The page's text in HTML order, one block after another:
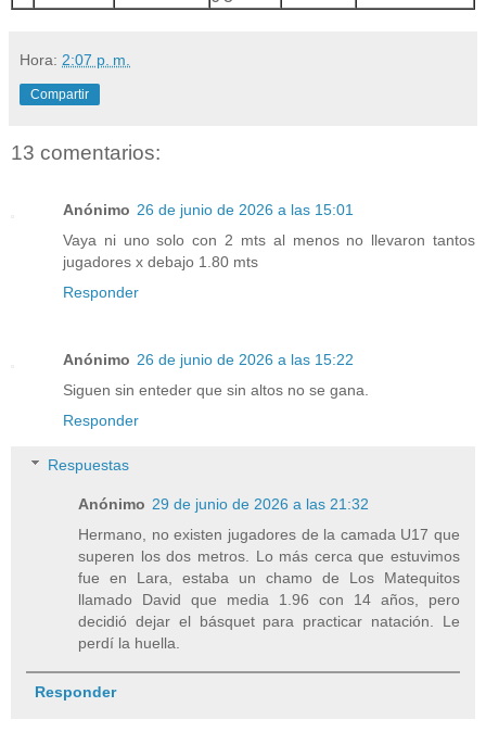
Hora: 2:07 p. m.
Compartir
13 comentarios:
Anónimo 26 de junio de 2026 a las 15:01
Vaya ni uno solo con 2 mts al menos no llevaron tantos
jugadores x debajo 1.80 mts
Responder
Anónimo 26 de junio de 2026 a las 15:22
Siguen sin enteder que sin altos no se gana.
Responder
Respuestas
Anónimo 29 de junio de 2026 a las 21:32
Hermano, no existen jugadores de la camada U17 que
superen los dos metros. Lo más cerca que estuvimos
fue en Lara, estaba un chamo de Los Matequitos
llamado David que media 1.96 con 14 años, pero
decidió dejar el básquet para practicar natación. Le
perdí la huella.
Responder